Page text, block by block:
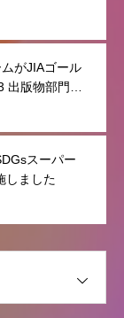
門において
がJIAゴール
版物部門に
。
スーパー
しました